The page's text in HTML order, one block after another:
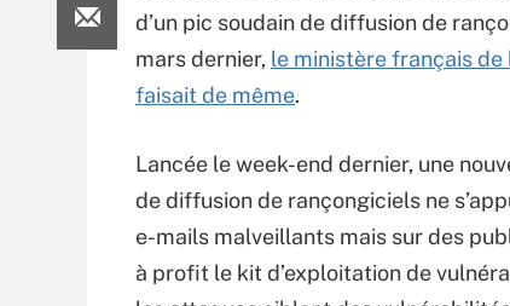
d’un pic soudain de diffusion de
mars dernier, le ministère français de
faisait de même.
Lancée le week-end dernier, une
de diffusion de rançongiciels ne
e-mails malveillants mais sur des
à profit le kit d’exploitation de